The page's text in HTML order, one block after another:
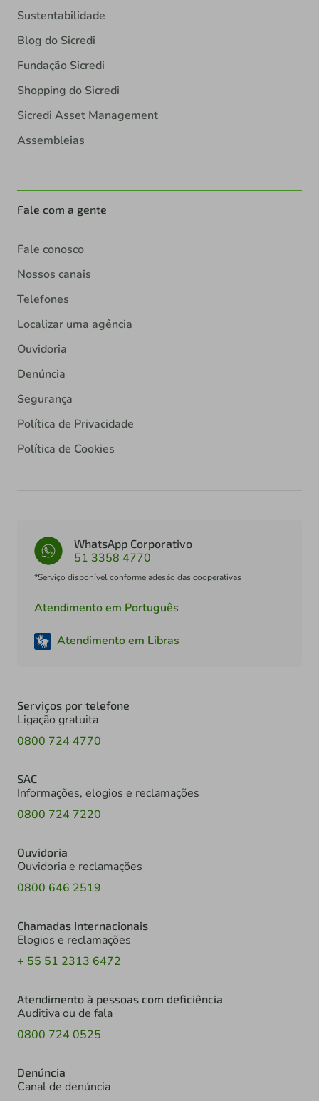
Sustentabilidade
Blog do Sicredi
Fundação Sicredi
Shopping do Sicredi
Sicredi Asset Management
Assembleias
Fale com a gente
Fale conosco
Nossos canais
Telefones
Localizar uma agência
Ouvidoria
Denúncia
Segurança
Política de Privacidade
Política de Cookies
WhatsApp Corporativo
51 3358 4770
*Serviço disponível conforme adesão das cooperativas
Atendimento em Português
Atendimento em Libras
Serviços por telefone
Ligação gratuita
0800 724 4770
SAC
Informações, elogios e reclamações
0800 724 7220
Ouvidoria
Ouvidoria e reclamações
0800 646 2519
Chamadas Internacionais
Elogios e reclamações
+ 55 51 2313 6472
Atendimento à pessoas com deficiência
Auditiva ou de fala
0800 724 0525
Denúncia
Canal de denúncia